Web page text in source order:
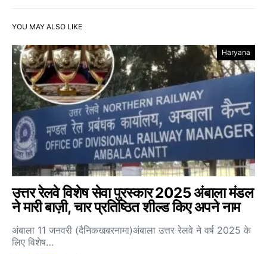
YOU MAY ALSO LIKE
Haryana
उत्तर रेलवे विशेष सेवा पुरस्कार 2025 अंबाला मंडल
ने मारी बाज़ी, चार प्रतिष्ठित शील्ड किए अपने नाम
अंबाला 11 जनवरी (दैनिकखबरनामा)अंबाला उत्तर रेलवे ने वर्ष 2025 के
लिए विशेष…